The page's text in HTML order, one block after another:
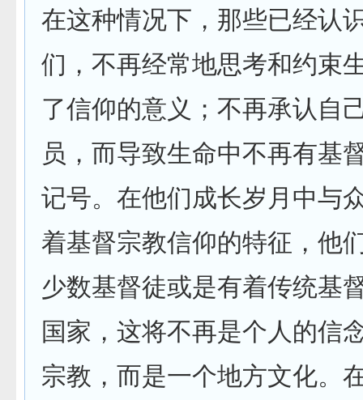
在这种情况下，那些已经认
们，不再经常地思考和约束
了信仰的意义；不再承认自
员，而导致生命中不再有基
记号。在他们成长岁月中与
着基督宗教信仰的特征，他
少数基督徒或是有着传统基
国家，这将不再是个人的信
宗教，而是一个地方文化。